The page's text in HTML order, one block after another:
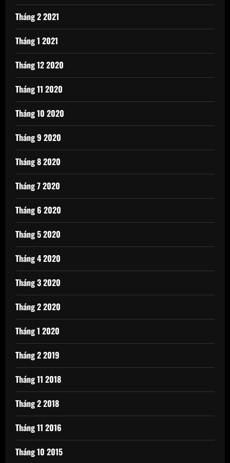
Tháng 2 2021
Tháng 1 2021
Tháng 12 2020
Tháng 11 2020
Tháng 10 2020
Tháng 9 2020
Tháng 8 2020
Tháng 7 2020
Tháng 6 2020
Tháng 5 2020
Tháng 4 2020
Tháng 3 2020
Tháng 2 2020
Tháng 1 2020
Tháng 2 2019
Tháng 11 2018
Tháng 2 2018
Tháng 11 2016
Tháng 10 2015